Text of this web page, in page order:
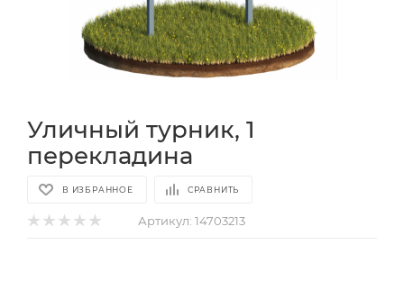
Уличный турник, 1
перекладина
В ИЗБРАННОЕ СРАВНИТЬ
Артикул: 14703213